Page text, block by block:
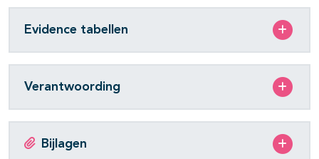
Evidence tabellen
Verantwoording
Bijlagen